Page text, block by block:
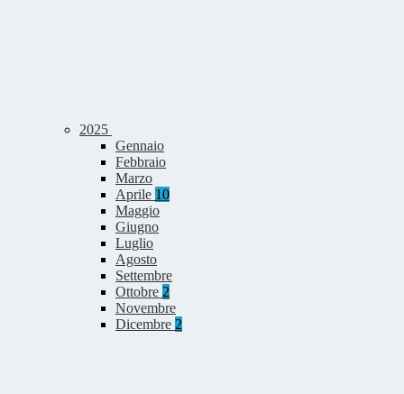
2025
Gennaio
Febbraio
Marzo
Aprile 10
Maggio
Giugno
Luglio
Agosto
Settembre
Ottobre 2
Novembre
Dicembre 2